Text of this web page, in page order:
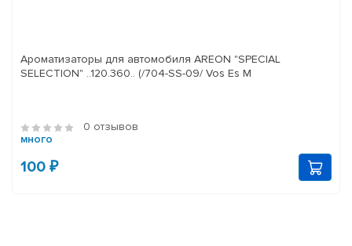
Ароматизаторы для автомобиля AREON "SPECIAL
SELECTION" ..120.360.. (/704-SS-09/ Vos Es M
0 отзывов
много
100 ₽